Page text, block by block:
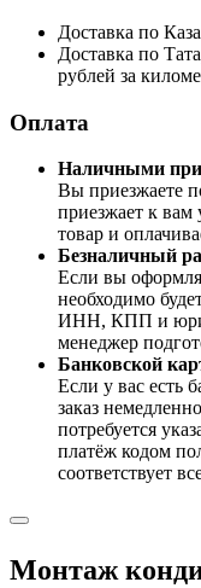
Доставка по
Доставка по
рублей за
Оплата
Наличными при
Вы приезжаете
приезжает к вам
товар и
Безналичный
Если вы
необходимо
ИНН, КПП и
менеджер
Банковской
Если у вас есть
заказ
потребуется
платёж кодом
соответствует
Монтаж